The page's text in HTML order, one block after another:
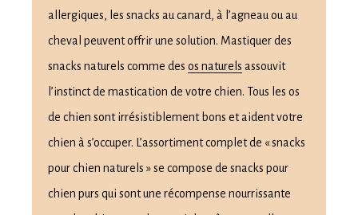
allergiques, les snacks au canard, à l’agneau ou au
cheval peuvent offrir une solution. Mastiquer des
snacks naturels comme des os naturels assouvit
l’instinct de mastication de votre chien. Tous les os
de chien sont irrésistiblement bons et aident votre
chien à s’occuper. L’assortiment complet de « snacks
pour chien naturels » se compose de snacks pour
chien purs qui sont une récompense nourrissante